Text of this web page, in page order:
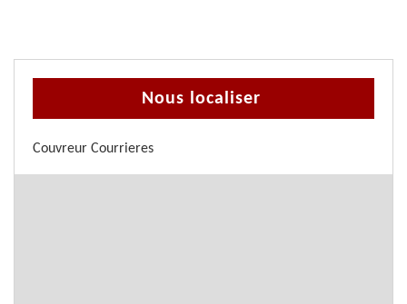
Nous localiser
Couvreur Courrieres